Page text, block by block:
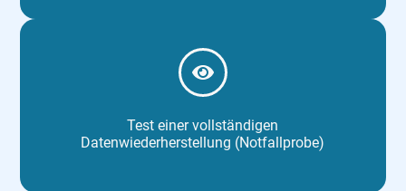
Test einer vollständigen
Datenwiederherstellung (Notfallprobe)